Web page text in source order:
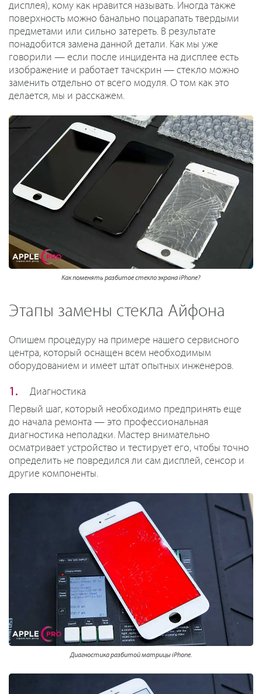
дисплея), кому как нравится называть. Иногда также
поверхность можно банально поцарапать твердыми
предметами или сильно затереть. В результате
понадобится замена данной детали. Как мы уже
говорили — если после инцидента на дисплее есть
изображение и работает тачскрин — стекло можно
заменить отдельно от всего модуля. О том как это
делается, мы и расскажем.
Как поменять разбитое стекло экрана iPhone?
Этапы замены стекла Айфона
Опишем процедуру на примере нашего сервисного
центра, который оснащен всем необходимым
оборудованием и имеет штат опытных инженеров.
Диагностика
Первый шаг, который необходимо предпринять еще
до начала ремонта — это профессиональная
диагностика неполадки. Мастер внимательно
осматривает устройство и тестирует его, чтобы точно
определить не повредился ли сам дисплей, сенсор и
другие компоненты.
Диагностика разбитой матрицы iPhone.